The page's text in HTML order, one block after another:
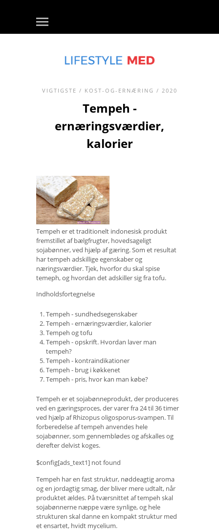
VIGTIGSTE / KOST-OG-ERNÆRING / 2020
Tempeh -
ernæringsværdier,
kalorier
Tempeh er et traditionelt indonesisk produkt
fremstillet af bælgfrugter, hovedsageligt
sojabønner, ved hjælp af gæring. Som et resultat
har tempeh adskillige egenskaber og
næringsværdier. Tjek, hvorfor du skal spise
temeph, og hvordan det adskiller sig fra tofu.
Indholdsfortegnelse
Tempeh - sundhedsegenskaber
Tempeh - ernæringsværdier, kalorier
Tempeh og tofu
Tempeh - opskrift. Hvordan laver man
tempeh?
Tempeh - kontraindikationer
Tempeh - brug i køkkenet
Tempeh - pris, hvor kan man købe?
Tempeh er et sojabønneprodukt, der produceres
ved en gæringsproces, der varer fra 24 til 36 timer
ved hjælp af Rhizopus oligosporus-svampen. Til
forberedelse af tempeh anvendes hele
sojabønner, som gennemblødes og afskalles og
derefter delvist koges.
$config[ads_text1] not found
Tempeh har en fast struktur, nøddeagtig aroma
og en jordagtig smag, der bliver mere udtalt, når
produktet ældes. På tværsnittet af tempeh skal
sojabønnerne næppe være synlige, og hele
strukturen skal danne en kompakt struktur med
et ensartet, hvidt mycelium.